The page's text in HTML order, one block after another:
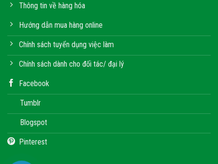
Thông tin về hàng hóa
Hướng dẫn mua hàng online
Chính sách tuyển dụng việc làm
Chính sách dành cho đối tác/ đại lý
Facebook
Tumblr
Blogspot
Pinterest